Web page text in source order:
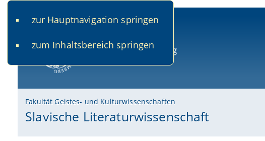
zur Hauptnavigation springen
zum Inhaltsbereich springen
Fakultät Geistes- und Kulturwissenschaften
Slavische Literaturwissenschaft